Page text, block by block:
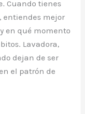
Cuando tienes
entiendes mejor
en qué momento
Lavadora,
dejan de ser
el patrón de